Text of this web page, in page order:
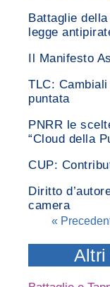
Battaglie
legge
Il Manifesto
TLC:
puntata
PNRR le
“Cloud della
CUP:
Diritto
camera
«
Altri